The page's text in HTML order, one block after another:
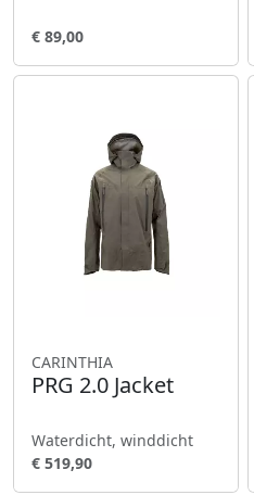
€ 89,00
CARINTHIA
PRG 2.0 Jacket
Waterdicht, winddicht
€ 519,90